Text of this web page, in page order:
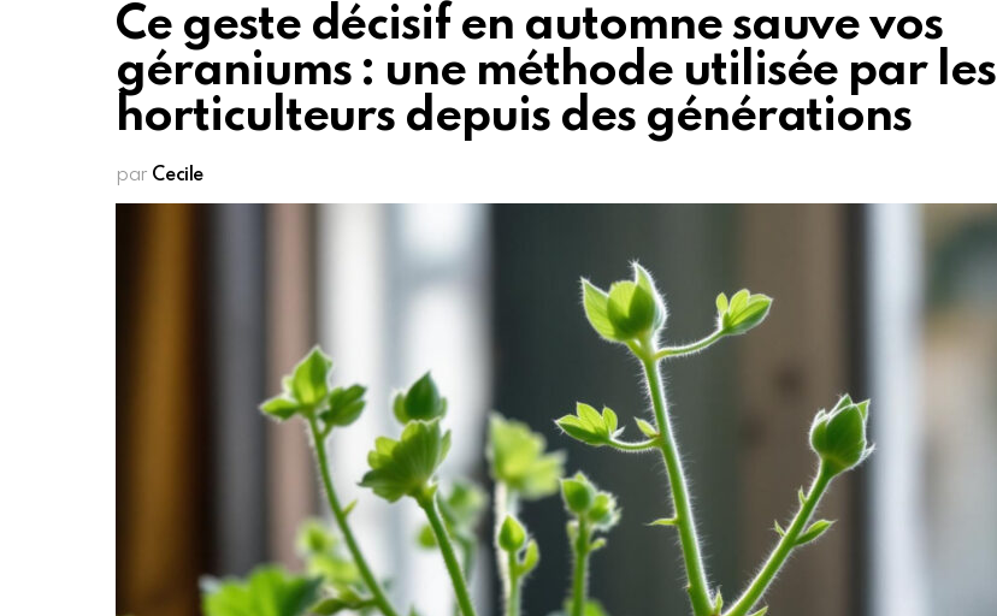
Ce geste décisif en automne sauve vos
géraniums : une méthode utilisée par les
horticulteurs depuis des générations
par Cecile